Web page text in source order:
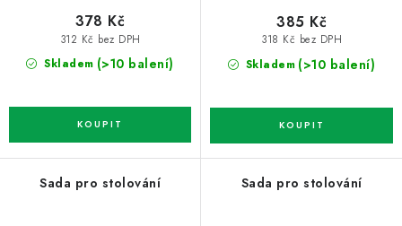
Skladem (>10 balení)
312 Kč bez DPH
378 Kč
Skladem (>10 balení)
318 Kč bez DPH
385 Kč
Sada pro stolování Sada pro stolování